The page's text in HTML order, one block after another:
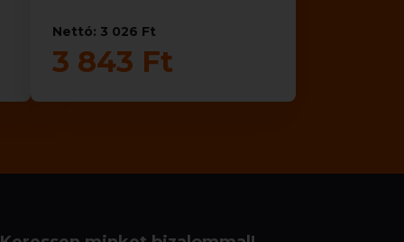
Nettó: 3 026 Ft
3 843 Ft